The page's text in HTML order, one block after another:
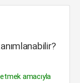
amacıyla